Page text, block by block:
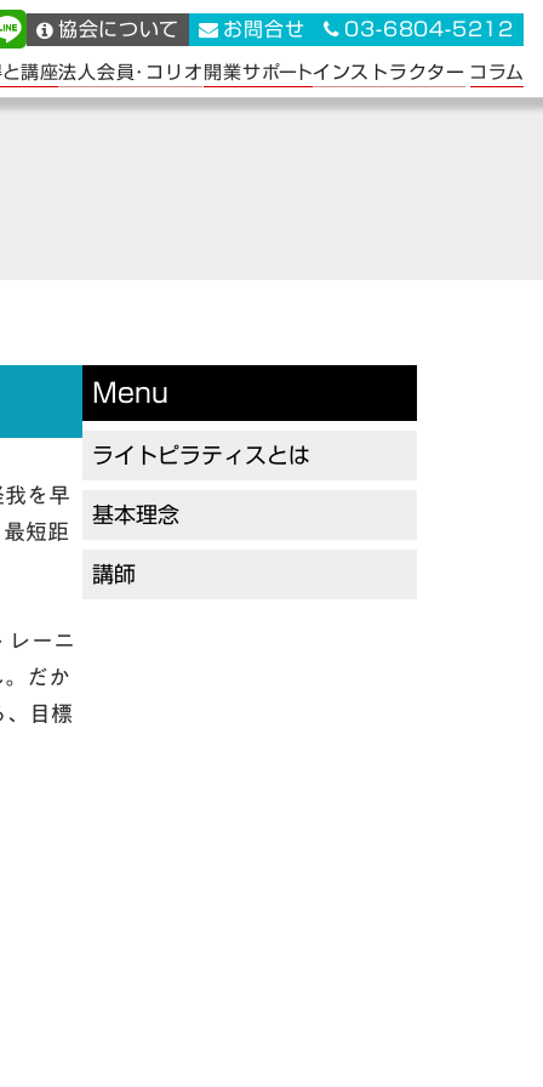
を早
短距
ーニ
だか
目標
Menu
ライトピラティスとは
基本理念
講師
協会について お問合せ 03-6804-5212
講座法人会員･コリオ開業サポートインストラクター コラム